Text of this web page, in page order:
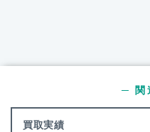
買取実績
─ 関